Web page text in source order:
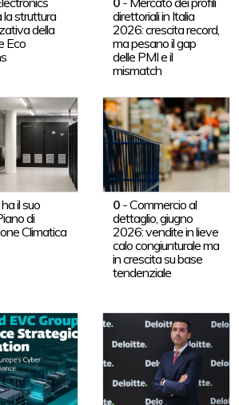
struttura
della
Eco
direttoriali in Italia
2026: crescita record,
ma pesano il gap
delle PMI e il
mismatch
il suo
di
Climatica
0 -Commercio al
dettaglio, giugno
2026: vendite in lieve
calo congiunturale ma
in crescita su base
tendenziale